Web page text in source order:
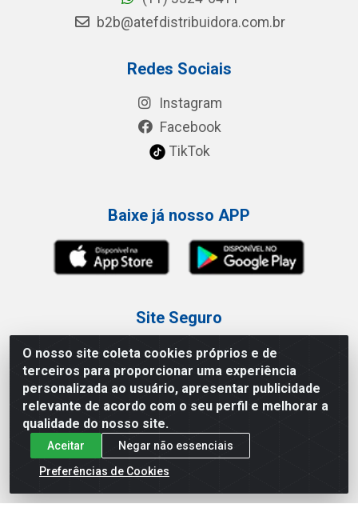
O nosso site coleta cookies próprios e de
terceiros para proporcionar uma experiência
personalizada ao usuário, apresentar publicidade
relevante de acordo com o seu perfil e melhorar a
qualidade do nosso site.
Aceitar
Negar não essenciais
Preferências de Cookies
b2b@atefdistribuidora.com.br
Redes Sociais
Instagram
Facebook
TikTok
Baixe já nosso APP
Site Seguro
Loja / Showroom
Tel.: (11) 3227-0546
Av Vautier, 587/597 - Pari - São Paulo/SP